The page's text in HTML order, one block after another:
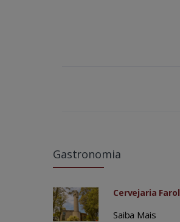
Gastronomia
Cervejaria Farol
Saiba Mais